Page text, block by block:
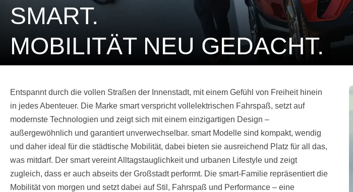
SMART.
MOBILITÄT NEU GEDACHT.
Entspannt durch die vollen Straßen der Innenstadt, mit einem Gefühl von Freiheit hinein
in jedes Abenteuer. Die Marke smart verspricht vollelektrischen Fahrspaß, setzt auf
modernste Technologien und zeigt sich mit einem einzigartigen Design –
außergewöhnlich und garantiert unverwechselbar. smart Modelle sind kompakt, wendig
und daher ideal für die städtische Mobilität, dabei bieten sie ausreichend Platz für all das,
was mitdarf. Der smart vereint Alltagstauglichkeit und urbanen Lifestyle und zeigt
zugleich, dass er auch abseits der Großstadt performt. Die smart-Familie repräsentiert die
Mobilität von morgen und setzt dabei auf Stil, Fahrspaß und Performance – eine